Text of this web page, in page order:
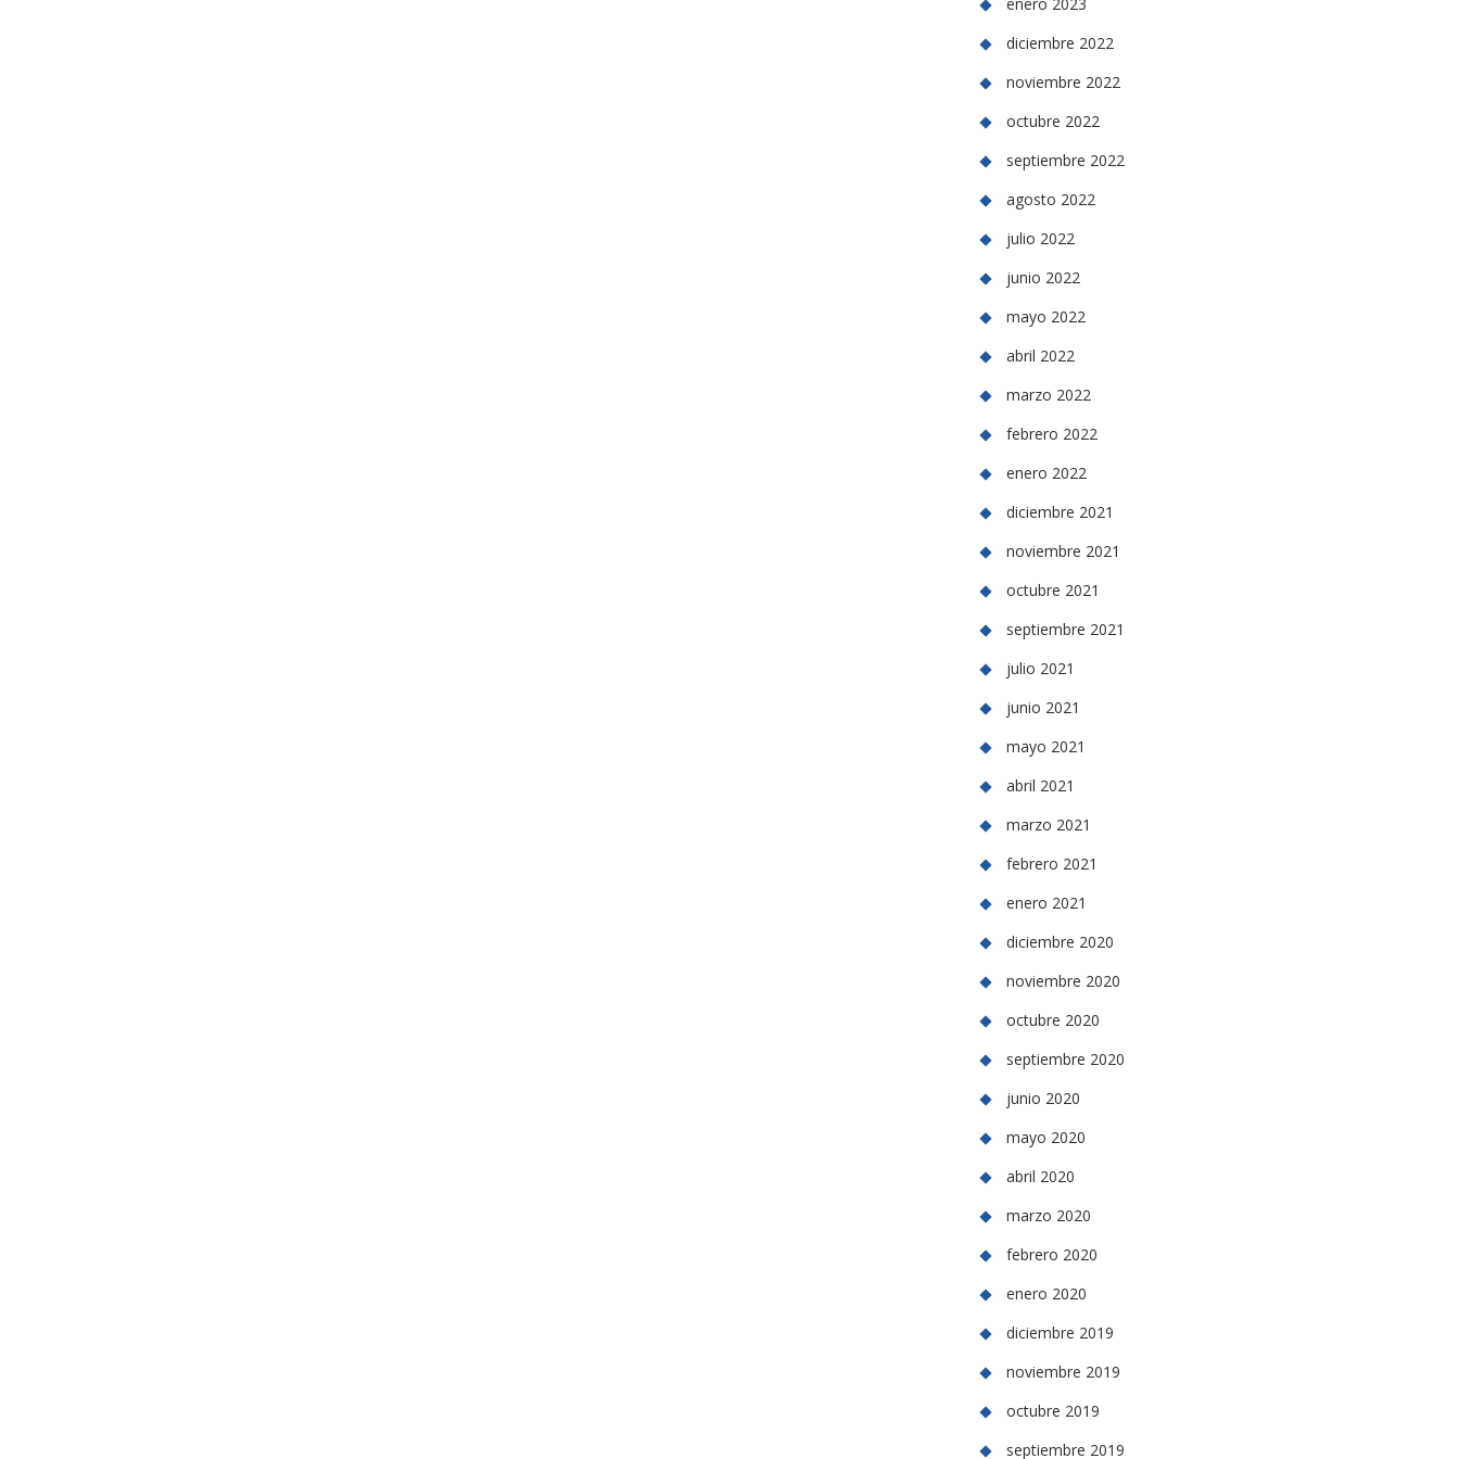
diciembre 2022
noviembre 2022
octubre 2022
septiembre 2022
agosto 2022
julio 2022
junio 2022
mayo 2022
abril 2022
marzo 2022
febrero 2022
enero 2022
diciembre 2021
noviembre 2021
octubre 2021
septiembre 2021
julio 2021
junio 2021
mayo 2021
abril 2021
marzo 2021
febrero 2021
enero 2021
diciembre 2020
noviembre 2020
octubre 2020
septiembre 2020
junio 2020
mayo 2020
abril 2020
marzo 2020
febrero 2020
enero 2020
diciembre 2019
noviembre 2019
octubre 2019
septiembre 2019